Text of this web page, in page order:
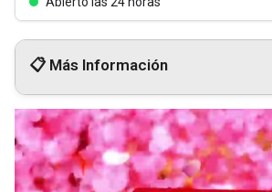
📋 Más Información